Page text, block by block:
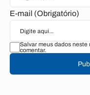
E-mail (Obrigatório)
Salvar meus dados neste
comentar.